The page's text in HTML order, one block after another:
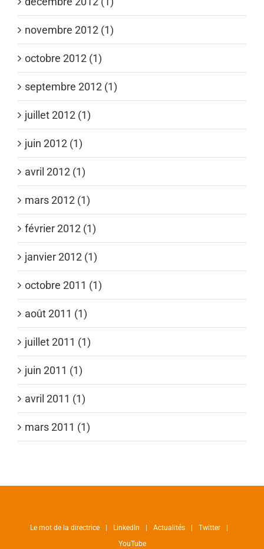
novembre 2012 (1)
octobre 2012 (1)
septembre 2012 (1)
juillet 2012 (1)
juin 2012 (1)
avril 2012 (1)
mars 2012 (1)
février 2012 (1)
janvier 2012 (1)
octobre 2011 (1)
août 2011 (1)
juillet 2011 (1)
juin 2011 (1)
avril 2011 (1)
mars 2011 (1)
Le mot de la directrice LinkedIn Actualités
Twitter
YouTube